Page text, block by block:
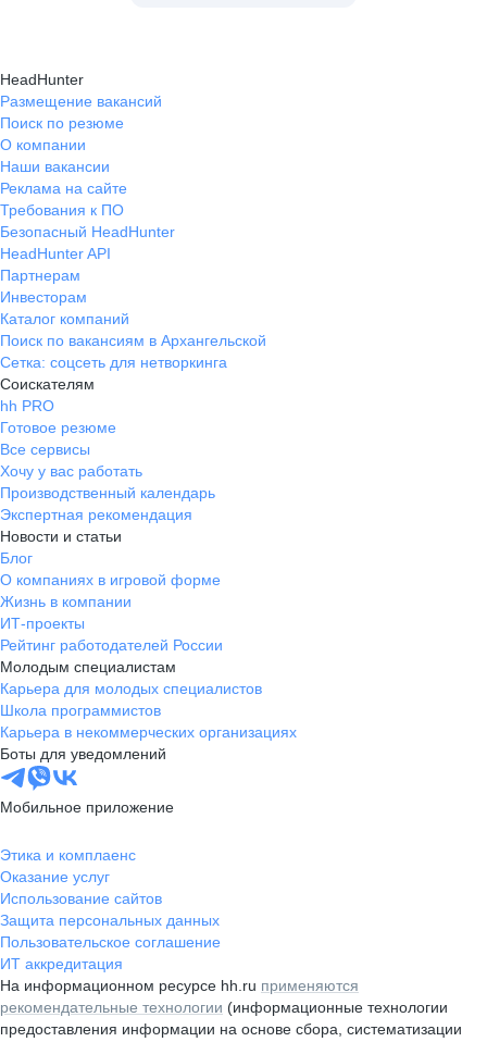
HeadHunter
Размещение вакансий
Поиск по резюме
О компании
Наши вакансии
Реклама на сайте
Требования к ПО
Безопасный HeadHunter
HeadHunter API
Партнерам
Инвесторам
Каталог компаний
Поиск по вакансиям в Архангельской
Сетка: соцсеть для нетворкинга
Соискателям
hh PRO
Готовое резюме
Все сервисы
Хочу у вас работать
Производственный календарь
Экспертная рекомендация
Новости и статьи
Блог
О компаниях в игровой форме
Жизнь в компании
ИТ-проекты
Рейтинг работодателей России
Молодым специалистам
Карьера для молодых специалистов
Школа программистов
Карьера в некоммерческих организациях
Боты для уведомлений
Мобильное приложение
Этика и комплаенс
Оказание услуг
Использование сайтов
Защита персональных данных
Пользовательское соглашение
ИТ аккредитация
На информационном ресурсе hh.ru применяются
рекомендательные технологии (информационные технологии
предоставления информации на основе сбора, систематизации